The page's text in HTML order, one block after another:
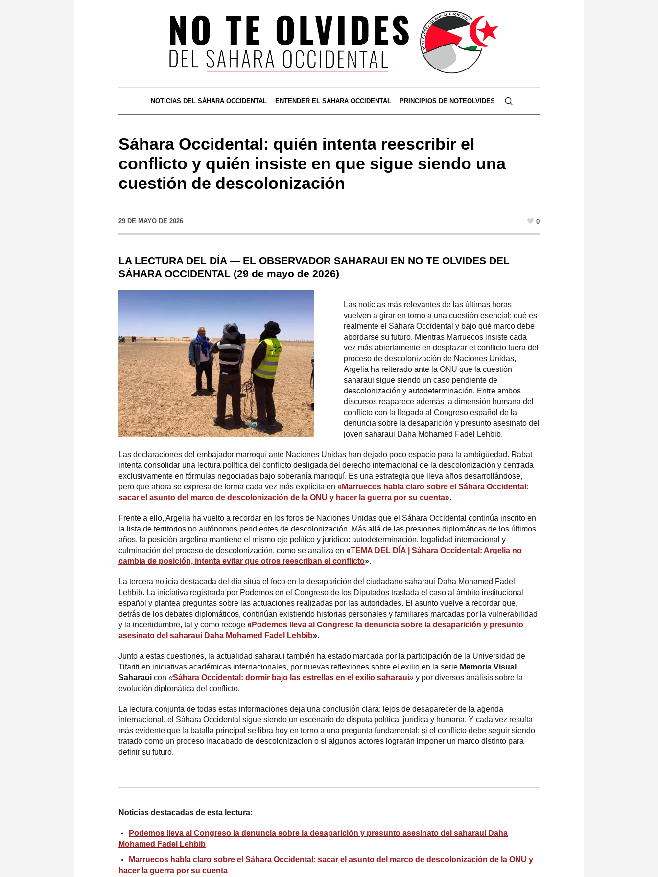
NOTICIAS DEL SÁHARA OCCIDENTAL ENTENDER EL SÁHARA OCCIDENTAL PRINCIPIOS DE NOTEOLVIDES
Sáhara Occidental: quién intenta reescribir el
conflicto y quién insiste en que sigue siendo una
cuestión de descolonización
29 DE MAYO DE 2026 0
LA LECTURA DEL DÍA — EL OBSERVADOR SAHARAUI EN NO TE OLVIDES DEL
SÁHARA OCCIDENTAL (29 de mayo de 2026)
Las noticias más relevantes de las últimas horas
vuelven a girar en torno a una cuestión esencial: qué es
realmente el Sáhara Occidental y bajo qué marco debe
abordarse su futuro. Mientras Marruecos insiste cada
vez más abiertamente en desplazar el conflicto fuera del
proceso de descolonización de Naciones Unidas,
Argelia ha reiterado ante la ONU que la cuestión
saharaui sigue siendo un caso pendiente de
descolonización y autodeterminación. Entre ambos
discursos reaparece además la dimensión humana del
conflicto con la llegada al Congreso español de la
denuncia sobre la desaparición y presunto asesinato del
joven saharaui Daha Mohamed Fadel Lehbib.
Las declaraciones del embajador marroquí ante Naciones Unidas han dejado poco espacio para la ambigüedad. Rabat
intenta consolidar una lectura política del conflicto desligada del derecho internacional de la descolonización y centrada
exclusivamente en fórmulas negociadas bajo soberanía marroquí. Es una estrategia que lleva años desarrollándose,
pero que ahora se expresa de forma cada vez más explícita en «Marruecos habla claro sobre el Sáhara Occidental:
sacar el asunto del marco de descolonización de la ONU y hacer la guerra por su cuenta».
Frente a ello, Argelia ha vuelto a recordar en los foros de Naciones Unidas que el Sáhara Occidental continúa inscrito en
la lista de territorios no autónomos pendientes de descolonización. Más allá de las presiones diplomáticas de los últimos
años, la posición argelina mantiene el mismo eje político y jurídico: autodeterminación, legalidad internacional y
culminación del proceso de descolonización, como se analiza en «TEMA DEL DÍA | Sáhara Occidental: Argelia no
cambia de posición, intenta evitar que otros reescriban el conflicto».
La tercera noticia destacada del día sitúa el foco en la desaparición del ciudadano saharaui Daha Mohamed Fadel
Lehbib. La iniciativa registrada por Podemos en el Congreso de los Diputados traslada el caso al ámbito institucional
español y plantea preguntas sobre las actuaciones realizadas por las autoridades. El asunto vuelve a recordar que,
detrás de los debates diplomáticos, continúan existiendo historias personales y familiares marcadas por la vulnerabilidad
y la incertidumbre, tal y como recoge « Podemos lleva al Congreso la denuncia sobre la desaparición y presunto
asesinato del saharaui Daha Mohamed Fadel Lehbib».
Junto a estas cuestiones, la actualidad saharaui también ha estado marcada por la participación de la Universidad de
Tifariti en iniciativas académicas internacionales, por nuevas reflexiones sobre el exilio en la serie Memoria Visual
Saharaui con «Sáhara Occidental: dormir bajo las estrellas en el exilio saharaui» y por diversos análisis sobre la
evolución diplomática del conflicto.
La lectura conjunta de todas estas informaciones deja una conclusión clara: lejos de desaparecer de la agenda
internacional, el Sáhara Occidental sigue siendo un escenario de disputa política, jurídica y humana. Y cada vez resulta
más evidente que la batalla principal se libra hoy en torno a una pregunta fundamental: si el conflicto debe seguir siendo
tratado como un proceso inacabado de descolonización o si algunos actores lograrán imponer un marco distinto para
definir su futuro.
Noticias destacadas de esta lectura:
Podemos lleva al Congreso la denuncia sobre la desaparición y presunto asesinato del saharaui Daha
Mohamed Fadel Lehbib
Marruecos habla claro sobre el Sáhara Occidental: sacar el asunto del marco de descolonización de la ONU y
hacer la guerra por su cuenta